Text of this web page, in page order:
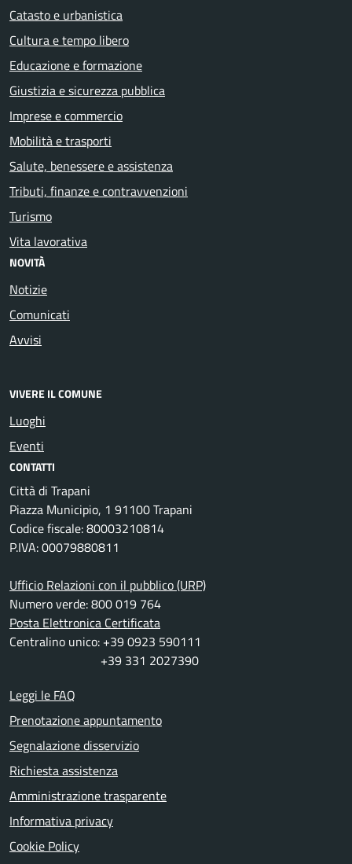
Catasto e urbanistica
Cultura e tempo libero
Educazione e formazione
Giustizia e sicurezza pubblica
Imprese e commercio
Mobilità e trasporti
Salute, benessere e assistenza
Tributi, finanze e contravvenzioni
Turismo
Vita lavorativa
NOVITÀ
Notizie
Comunicati
Avvisi
VIVERE IL COMUNE
Luoghi
Eventi
CONTATTI
Città di Trapani
Piazza Municipio, 1 91100 Trapani
Codice fiscale: 80003210814
P.IVA: 00079880811
Ufficio Relazioni con il pubblico (URP)
Numero verde: 800 019 764
Posta Elettronica Certificata
Centralino unico: +39 0923 590111
+39 331 2027390
Leggi le FAQ
Prenotazione appuntamento
Segnalazione disservizio
Richiesta assistenza
Amministrazione trasparente
Informativa privacy
Cookie Policy